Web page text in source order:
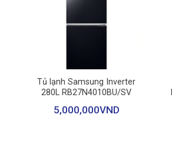
Tủ lạnh Samsung Inverter
280L RB27N4010BU/SV
5,000,000VND